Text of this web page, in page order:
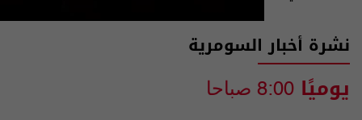
نشرة أخبار السومرية
يوميًا 8:00 صباحا